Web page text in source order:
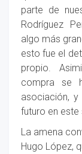
parte de
Rodríguez
algo más
esto fue el
propio.
compra se
asociación,
futuro en este
La amena
Hugo López,